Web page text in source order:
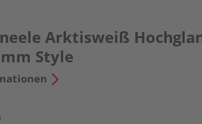
Arktisweiß
Style